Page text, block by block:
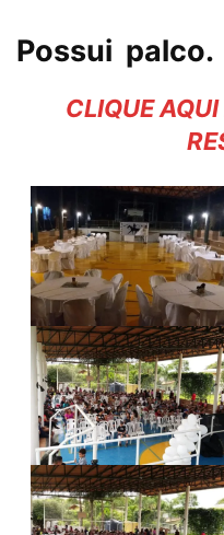
Possui palco.
CLIQUE